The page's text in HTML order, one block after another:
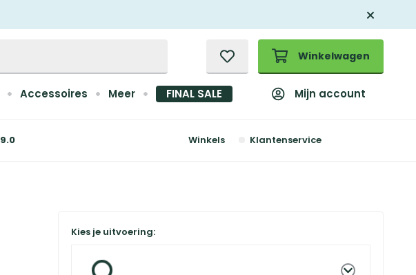
Winkelwagen
Accessoires Meer FINAL SALE Mijn account
9.0 Winkels Klantenservice
Kies je uitvoering: